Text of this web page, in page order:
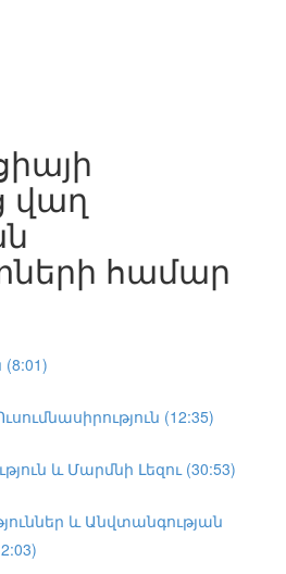
վաղ
համար
(12:35)
և Մարմնի Լեզու (30:53)
և Անվտանգության